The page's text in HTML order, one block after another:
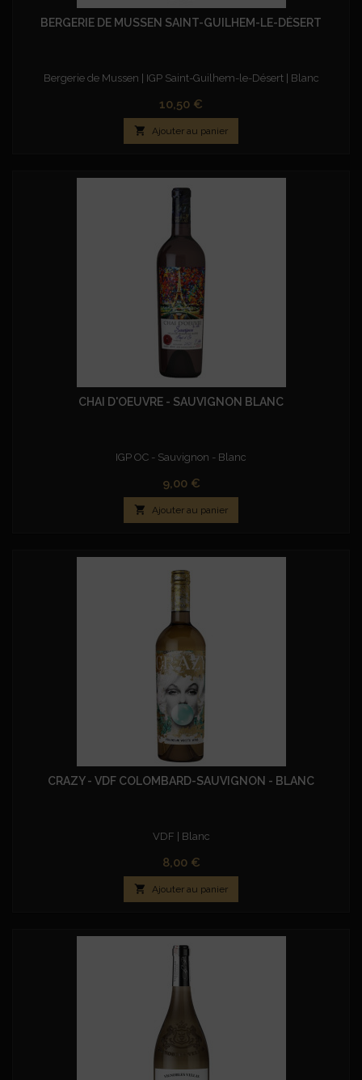
BERGERIE DE MUSSEN SAINT-GUILHEM-LE-DÉSERT
Bergerie de Mussen | IGP Saint-Guilhem-le-Désert | Blanc
Prix
10,50 €
 Ajouter au panier
CHAI D'OEUVRE - SAUVIGNON BLANC
IGP OC - Sauvignon - Blanc
Prix
9,00 €
 Ajouter au panier
CRAZY - VDF COLOMBARD-SAUVIGNON - BLANC
VDF | Blanc
Prix
8,00 €
 Ajouter au panier